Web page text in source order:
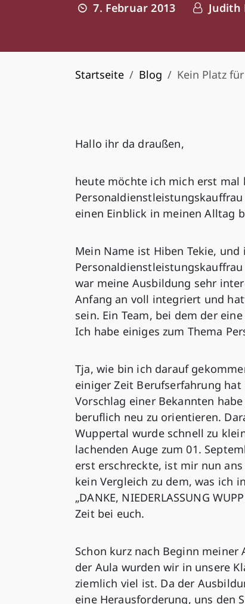
7. Februar 2013 Judith
Startseite Blog Kein Platz
Hallo ihr da draußen,
heute möchte ich mich erst
einen Einblick in meinen Alltag
Mein Name ist Hiben Tekie,
war meine Ausbildung sehr
Anfang an voll integriert und
sein. Ein Team, bei dem der
Ich habe einiges zum Thema
Tja, wie bin ich darauf
einiger Zeit Berufserfahrung
Vorschlag einer Bekannten
beruflich neu zu orientieren.
Wuppertal wurde schnell zu
lachenden Auge zum 01.
erst erschreckte, ist mir nun
kein Vergleich zu dem, was ich
„DANKE, NIEDERLASSUNG
Zeit bei euch.
Schon kurz nach Beginn
der Aula wurden wir in unsere
ziemlich viel ist. Da der
eine Herausforderung, uns den